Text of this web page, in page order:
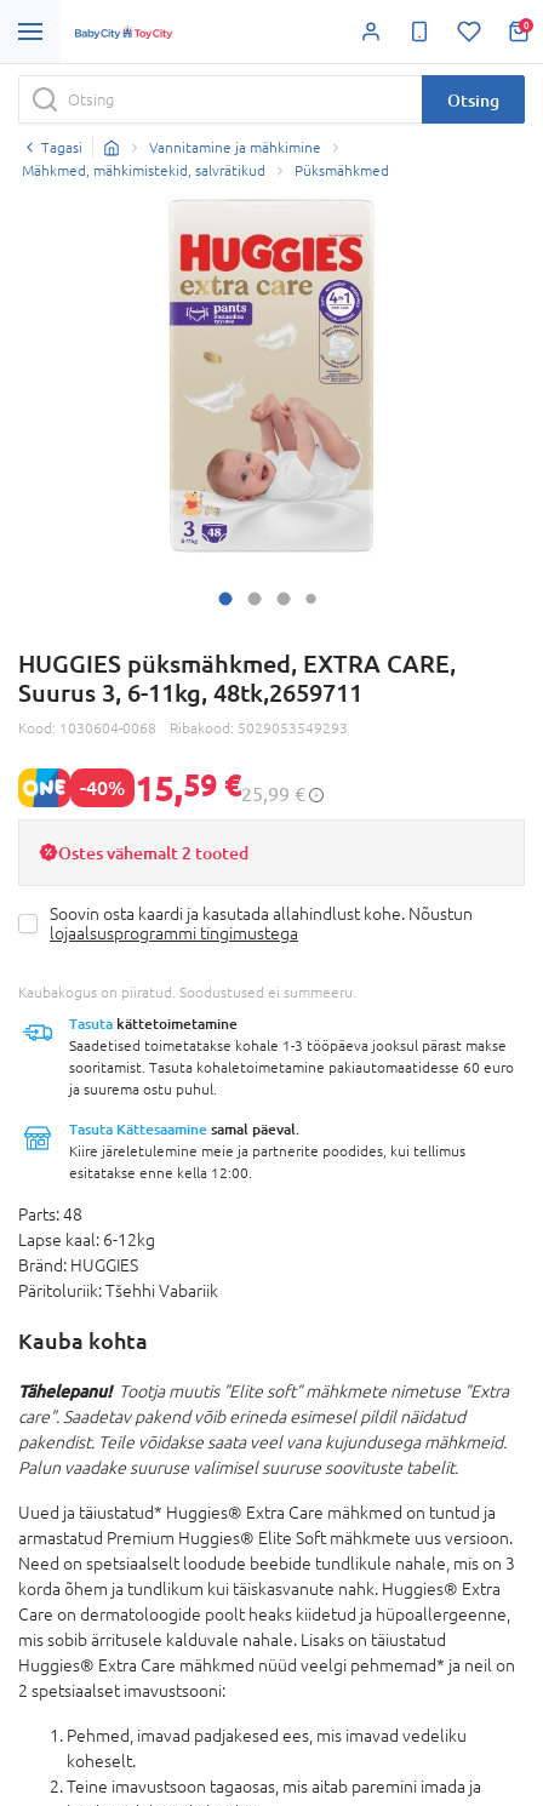
0
Otsing
Tagasi
Vannitamine ja mähkimine
Mähkmed, mähkimistekid, salvrätikud
Püksmähkmed
HUGGIES püksmähkmed, EXTRA CARE,
Suurus 3, 6-11kg, 48tk,2659711
Kood: 1030604-0068 Ribakood: 5029053549293
-40% 15,59 €25,99 €
Ostes vähemalt 2 tooted
Soovin osta kaardi ja kasutada allahindlust kohe. Nõustun
lojaalsusprogrammi tingimustega
Kaubakogus on piiratud. Soodustused ei summeeru.
Tasuta kättetoimetamine
Saadetised toimetatakse kohale 1-3 tööpäeva jooksul pärast makse
sooritamist. Tasuta kohaletoimetamine pakiautomaatidesse 60 euro
ja suurema ostu puhul.
Tasuta Kättesaamine samal päeval.
Kiire järeletulemine meie ja partnerite poodides, kui tellimus
esitatakse enne kella 12:00.
Parts:48
Lapse kaal: 6-12kg
Bränd: HUGGIES
Päritoluriik:Tšehhi Vabariik
Kauba kohta
Tähelepanu! Tootja muutis "Elite soft" mähkmete nimetuse "Extra
care". Saadetav pakend võib erineda esimesel pildil näidatud
pakendist. Teile võidakse saata veel vana kujundusega mähkmeid.
Palun vaadake suuruse valimisel suuruse soovituste tabelit.
Uued ja täiustatud* Huggies® Extra Care mähkmed on tuntud ja
armastatud Premium Huggies® Elite Soft mähkmete uus versioon.
Need on spetsiaalselt loodude beebide tundlikule nahale, mis on 3
korda õhem ja tundlikum kui täiskasvanute nahk. Huggies® Extra
Care on dermatoloogide poolt heaks kiidetud ja hüpoallergeenne,
mis sobib ärritusele kalduvale nahale. Lisaks on täiustatud
Huggies® Extra Care mähkmed nüüd veelgi pehmemad* ja neil on
2 spetsiaalset imavustsooni:
Pehmed, imavad padjakesed ees, mis imavad vedeliku
koheselt.
Teine imavustsoon tagaosas, mis aitab paremini imada ja